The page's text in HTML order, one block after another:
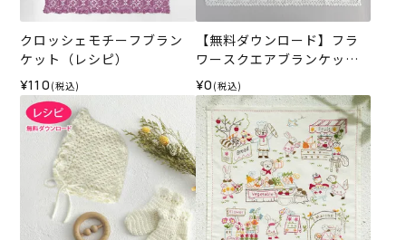
クロッシェモチーフブラン
ケット（レシピ）
¥110 (税込)
【無料ダウンロード】フラ
ワースクエアブランケット
（レシピ）
¥0 (税込)